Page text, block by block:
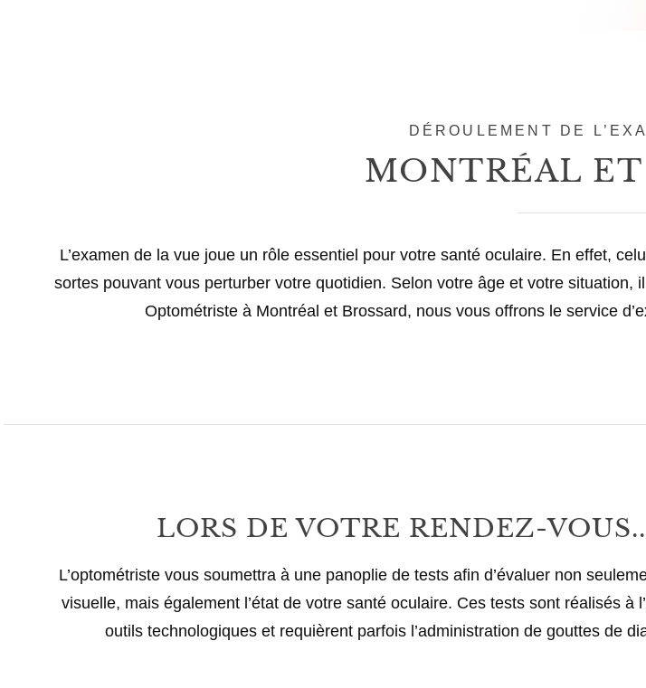
DÉROULEMENT DE
MONTRÉAL ET
L’examen de la vue joue un rôle essentiel pour votre santé oculaire. En effet,
sortes pouvant vous perturber votre quotidien. Selon votre âge et votre
Optométriste à Montréal et Brossard, nous vous offrons le service
LORS DE VOTRE RENDEZ-
L’optométriste vous soumettra à une panoplie de tests afin d’évaluer non
visuelle, mais également l’état de votre santé oculaire. Ces tests sont réalisés à
outils technologiques et requièrent parfois l’administration de gouttes de